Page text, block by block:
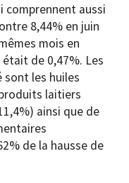
comprennent aussi
8,44% en juin
mois en
de 0,47%. Les
les huiles
laitiers
ainsi que de
de la hausse de